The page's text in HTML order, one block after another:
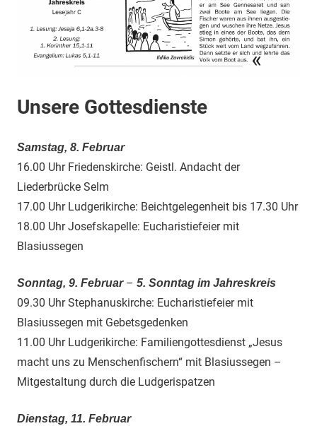
Unsere Gottesdienste
Samstag, 8. Februar
16.00 Uhr Friedenskirche: Geistl. Andacht der
Liederbrücke Selm
17.00 Uhr Ludgerikirche: Beichtgelegenheit bis 17.30 Uhr
18.00 Uhr Josefskapelle: Eucharistiefeier mit
Blasiussegen
Sonntag, 9. Februar– 5. Sonntag im Jahreskreis
09.30 Uhr Stephanuskirche: Eucharistiefeier mit
Blasiussegen mit Gebetsgedenken
11.00 Uhr Ludgerikirche: Familiengottesdienst „Jesus
macht uns zu Menschenfischern“ mit Blasiussegen –
Mitgestaltung durch die Ludgerispatzen
Dienstag, 11. Februar